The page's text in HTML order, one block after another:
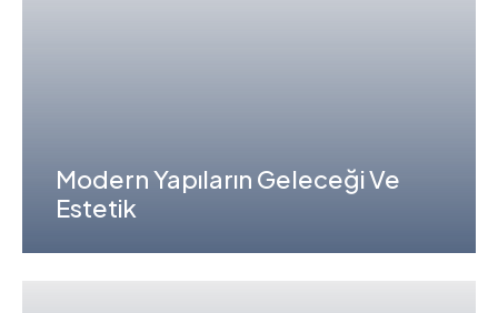
Modern Yapıların Geleceği Ve
Estetik